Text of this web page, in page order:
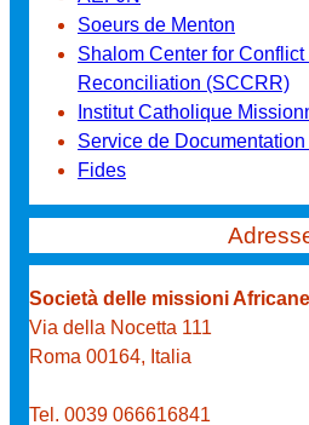
Soeurs de Menton
Shalom Center for
Reconciliation (SCCRR)
Institut Catholique
Service de
Fides
Società delle missioni Africane
Via della Nocetta 111
Roma 00164, Italia
Tel. 0039 066616841